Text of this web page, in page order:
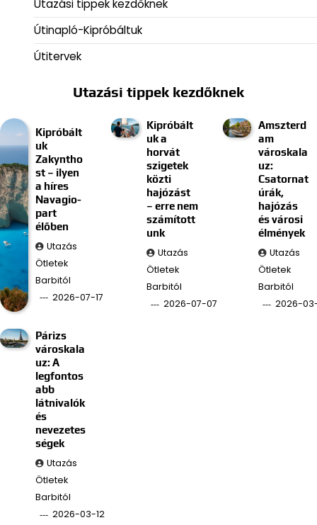
Utazási tippek kezdőknek
Útinapló-Kipróbáltuk
Útitervek
Utazási tippek kezdőknek
Kipróbált
uk
Zakyntho
st – ilyen
a híres
Navagio-
part
élőben
Utazás
Ötletek
Barbitól
2026-07-17
Kipróbált
uk a
horvát
szigetek
közti
hajózást
– erre nem
számított
unk
Utazás
Ötletek
Barbitól
2026-07-07
Amszterd
am
városkala
uz:
Csatornat
úrák,
hajózás
és városi
élmények
Utazás
Ötletek
Barbitól
2026-
Párizs
városkala
uz: A
legfontos
abb
látnivalók
és
nevezetes
ségek
Utazás
Ötletek
Barbitól
2026-03-12